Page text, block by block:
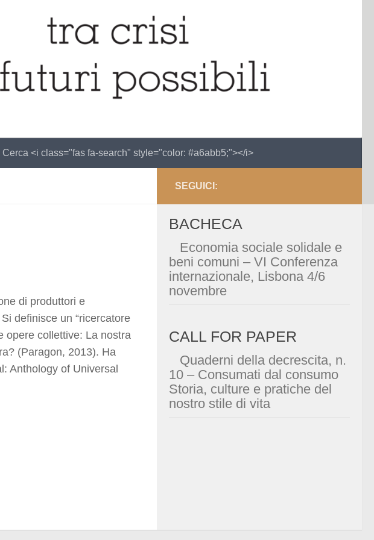
Cerca <i class="fas fa-search" style="color: #a6abb5;"></i>
di produttori e
definisce un “ricercatore
opere collettive: La nostra
(Paragon, 2013). Ha
Anthology of Universal
SEGUICI:
BACHECA
Economia sociale solidale e
beni comuni – VI Conferenza
internazionale, Lisbona 4/6
novembre
CALL FOR PAPER
Quaderni della decrescita, n.
10 – Consumati dal consumo
Storia, culture e pratiche del
nostro stile di vita